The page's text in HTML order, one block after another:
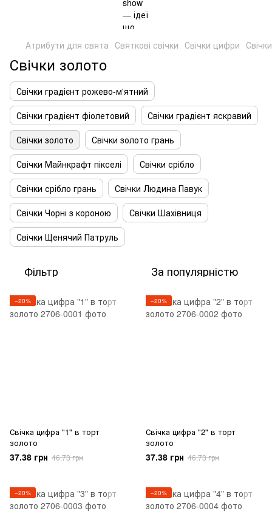
Атрибути для свята Святкові свічки Свічки цифри
Свічки золото
Свічки градієнт рожево-м'ятний
Свічки градієнт фіолетовий
Свічки градієнт яскравий
Свічки золото
Свічки золото грань
Свічки Майнкрафт пікселі
Свічки срібло
Свічки срібло грань
Свічки Людина Павук
Свічки Чорні з короною
Свічки Шахівниця
Свічки Щенячий Патруль
Фільтр За популярністю
−20%
Свічка цифра "1" в торт
золото
37.38 грн 46.73 грн
−20%
Свічка цифра "2" в торт
золото
37.38 грн 46.73 грн
−20% −20%